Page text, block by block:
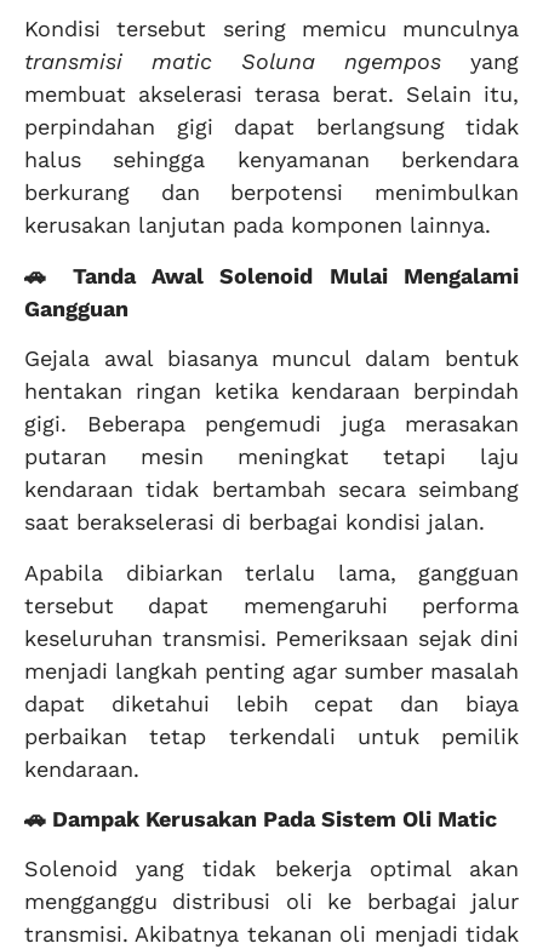
Kondisi tersebut sering memicu munculnya
transmisi matic Soluna ngempos yang
membuat akselerasi terasa berat. Selain itu,
perpindahan gigi dapat berlangsung tidak
halus sehingga kenyamanan berkendara
berkurang dan berpotensi menimbulkan
kerusakan lanjutan pada komponen lainnya.
🚗 Tanda Awal Solenoid Mulai Mengalami
Gangguan
Gejala awal biasanya muncul dalam bentuk
hentakan ringan ketika kendaraan berpindah
gigi. Beberapa pengemudi juga merasakan
putaran mesin meningkat tetapi laju
kendaraan tidak bertambah secara seimbang
saat berakselerasi di berbagai kondisi jalan.
Apabila dibiarkan terlalu lama, gangguan
tersebut dapat memengaruhi performa
keseluruhan transmisi. Pemeriksaan sejak dini
menjadi langkah penting agar sumber masalah
dapat diketahui lebih cepat dan biaya
perbaikan tetap terkendali untuk pemilik
kendaraan.
🚗 Dampak Kerusakan Pada Sistem Oli Matic
Solenoid yang tidak bekerja optimal akan
mengganggu distribusi oli ke berbagai jalur
transmisi. Akibatnya tekanan oli menjadi tidak